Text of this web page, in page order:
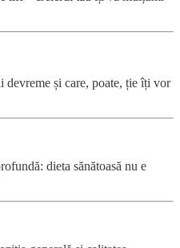
devreme și care, poate, ție îți vor
dieta sănătoasă nu e